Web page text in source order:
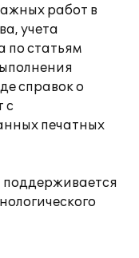
работ в
учета
по статьям
справок о
с
печатных